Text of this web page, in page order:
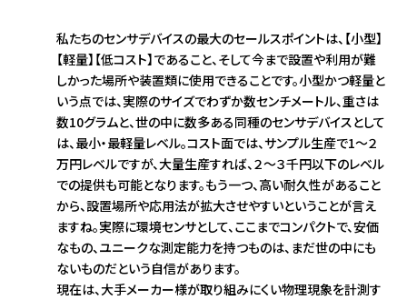
私たちのセンサデバイスの最大のセールスポイントは、【小型】
【軽量】【低コスト】であること、そして今まで設置や利用が難
しかった場所や装置類に使用できることです。小型かつ軽量と
いう点では、実際のサイズでわずか数センチメートル、重さは
数10グラムと、世の中に数多ある同種のセンサデバイスとして
は、最小・最軽量レベル。コスト面では、サンプル生産で1～２
万円レベルですが、大量生産すれば、２～３千円以下のレベル
での提供も可能となります。もう一つ、高い耐久性があること
から、設置場所や応用法が拡大させやすいということが言え
ますね。実際に環境センサとして、ここまでコンパクトで、安価
なもの、ユニークな測定能力を持つものは、まだ世の中にも
ないものだという自信があります。
現在は、大手メーカー様が取り組みにくい物理現象を計測す